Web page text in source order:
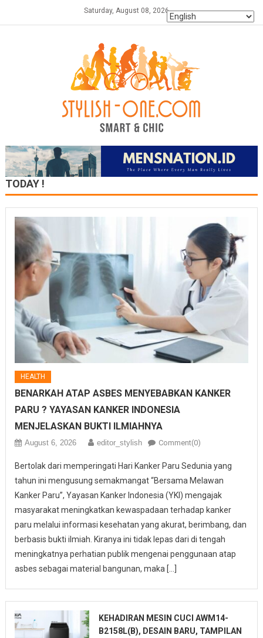
Saturday, August 08, 2026
TODAY !
HEALTH
BENARKAH ATAP ASBES MENYEBABKAN KANKER
PARU ? YAYASAN KANKER INDONESIA
MENJELASKAN BUKTI ILMIAHNYA
August 6, 2026 editor_stylish Comment(0)
Bertolak dari memperingati Hari Kanker Paru Sedunia yang
tahun ini mengusung semakmangat “Bersama Melawan
Kanker Paru”, Yayasan Kanker Indonesia (YKI) mengajak
masyarakat meningkatkan kewaspadaan terhadap kanker
paru melalui informasi kesehatan yang akurat, berimbang, dan
berbasis bukti ilmiah. Kiranya ini tidak lepas dari di tengah
meningkatnya perhatian publik mengenai penggunaan atap
asbes sebagai material bangunan, maka […]
KEHADIRAN MESIN CUCI AWM14-
B2158L(B), DESAIN BARU, TAMPILAN